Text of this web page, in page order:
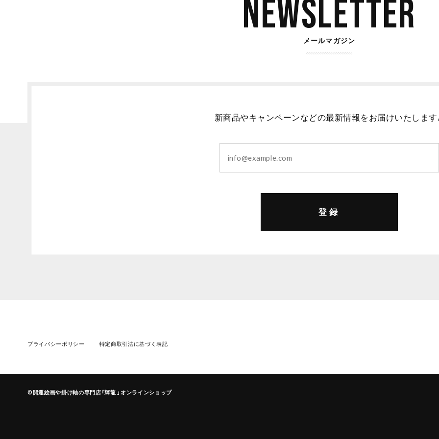
Newsletter
メールマガジン
新商品やキャンペーンなどの最新情報をお届けいたします
登録
プライバシーポリシー 特定商取引法に基づく表記
©︎開運絵画や掛け軸の専門店「輝龍 」オンラインショップ